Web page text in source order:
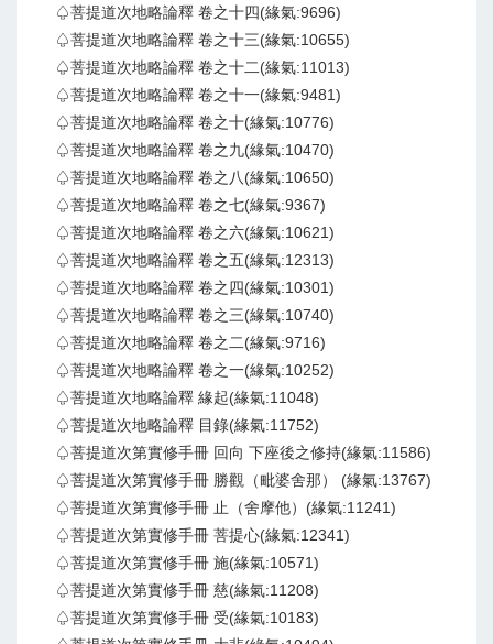
♤菩提道次地略論釋 卷之十四(緣氣:9696)
♤菩提道次地略論釋 卷之十三(緣氣:10655)
♤菩提道次地略論釋 卷之十二(緣氣:11013)
♤菩提道次地略論釋 卷之十一(緣氣:9481)
♤菩提道次地略論釋 卷之十(緣氣:10776)
♤菩提道次地略論釋 卷之九(緣氣:10470)
♤菩提道次地略論釋 卷之八(緣氣:10650)
♤菩提道次地略論釋 卷之七(緣氣:9367)
♤菩提道次地略論釋 卷之六(緣氣:10621)
♤菩提道次地略論釋 卷之五(緣氣:12313)
♤菩提道次地略論釋 卷之四(緣氣:10301)
♤菩提道次地略論釋 卷之三(緣氣:10740)
♤菩提道次地略論釋 卷之二(緣氣:9716)
♤菩提道次地略論釋 卷之一(緣氣:10252)
♤菩提道次地略論釋 緣起(緣氣:11048)
♤菩提道次地略論釋 目錄(緣氣:11752)
♤菩提道次第實修手冊 回向 下座後之修持(緣氣:11586)
♤菩提道次第實修手冊 勝觀（毗婆舍那） (緣氣:13767)
♤菩提道次第實修手冊 止（舍摩他）(緣氣:11241)
♤菩提道次第實修手冊 菩提心(緣氣:12341)
♤菩提道次第實修手冊 施(緣氣:10571)
♤菩提道次第實修手冊 慈(緣氣:11208)
♤菩提道次第實修手冊 受(緣氣:10183)